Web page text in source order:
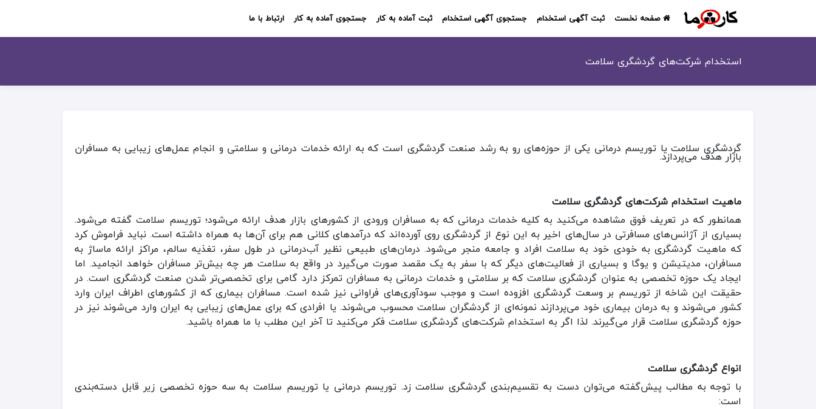
صفحه نخست ثبت آگهی استخدام جستجوی آگهی استخدام ثبت آماده به کار جستجوی آماده به کار ارتباط با ما
استخدام شرکت‌های گردشگری سلامت
گردشگری سلامت یا توریسم درمانی یکی از حوزه‌های رو به رشد صنعت گردشگری است که به ارائه خدمات درمانی و سلامتی و انجام عمل‌های زیبایی به مسافران
بازار هدف می‌پردازد.
ماهیت استخدام شرکت‌های گردشگری سلامت
همانطور که در تعریف فوق مشاهده می‌کنید به کلیه خدمات درمانی که به مسافران ورودی از کشورهای بازار هدف ارائه می‌شود؛ توریسم سلامت گفته می‌شود.
بسیاری از آژانس‌های مسافرتی در سال‌های اخیر به این نوع از گردشگری روی آورده‌اند که درآمدهای کلانی هم برای آن‌ها به همراه داشته است. نباید فراموش کرد
که ماهیت گردشگری به خودی خود به سلامت افراد و جامعه منجر می‌شود. درمان‌های طبیعی نظیر آب‌درمانی در طول سفر، تغذیه سالم، مراکز ارائه ماساژ به
مسافران، مدیتیشن و یوگا و بسیاری از فعالیت‌های دیگر که با سفر به یک مقصد صورت می‌گیرد در واقع به سلامت هر چه بیش‌تر مسافران خواهد انجامید. اما
ایجاد یک حوزه تخصصی به عنوان گردشگری سلامت که بر سلامتی و خدمات درمانی به مسافران تمرکز دارد گامی برای تخصصی‌تر شدن صنعت گردشگری است. در
حقیقت این شاخه از توریسم بر وسعت گردشگری افزوده است و موجب سودآوری‌های فراوانی نیز شده است. مسافران بیماری که از کشورهای اطراف ایران وارد
کشور می‌شوند و به درمان بیماری خود می‌پردازند نمونه‌ای از گردشگران سلامت محسوب می‌شوند. یا افرادی که برای عمل‌های زیبایی به ایران وارد می‌شوند نیز در
حوزه گردشگری سلامت قرار می‌گیرند. لذا اگر به استخدام شرکت‌های گردشگری سلامت فکر می‌کنید تا آخر این مطلب با ما همراه باشید.
انواع گردشگری سلامت
با توجه به مطالب پیش‌گفته می‌توان دست به تقسیم‌بندی گردشگری سلامت زد. توریسم درمانی یا توریسم سلامت به سه حوزه تخصصی زیر قابل دسته‌بندی
است: